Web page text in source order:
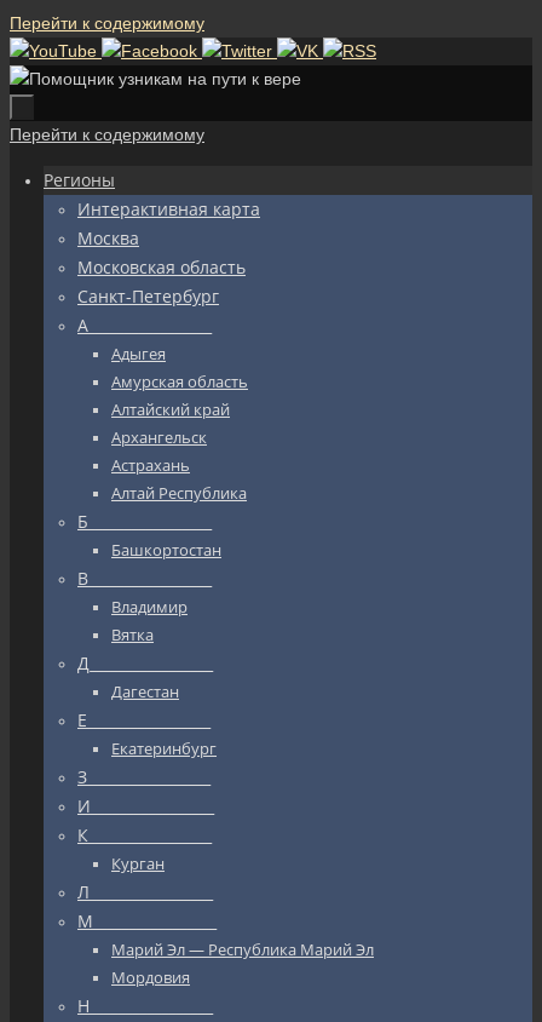
Перейти к содержимому
Перейти к содержимому
Регионы
Интерактивная карта
Москва
Московская область
Санкт-Петербург
А_________________
Адыгея
Амурская область
Алтайский край
Архангельск
Астрахань
Алтай Республика
Б_________________
Башкортостан
В_________________
Владимир
Вятка
Д_________________
Дагестан
Е_________________
Екатеринбург
З_________________
И_________________
К_________________
Курган
Л_________________
М_________________
Марий Эл — Республика Марий Эл
Мордовия
Н_________________